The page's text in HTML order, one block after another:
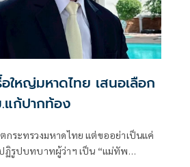
หญ่มหาดไทย เสนอเลือก
แก้ปากท้อง
กระทรวงมหาดไทย แต่ขออย่าเป็นแค่
ฏิรูปบทบาทผู้ว่าฯ เป็น “แม่ทัพ